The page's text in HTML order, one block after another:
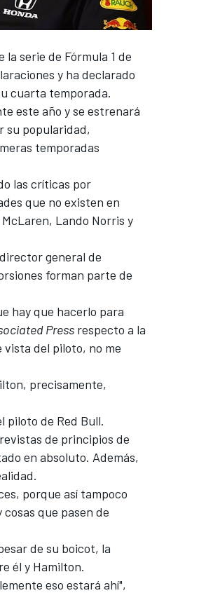
la serie de Fórmula 1 de
y ha declarado
cuarta temporada.
este año y se estrenará
su popularidad,
temporadas
las críticas por
que no existen en
Lando Norris y
general de
forman parte de
hay que hacerlo para
Press respecto a la
del piloto, no me
, precisamente,
piloto de Red Bull.
de principios de
en absoluto. Además,
porque así tampoco
que pasen de
de su boicot, la
él y Hamilton.
eso estará ahí",